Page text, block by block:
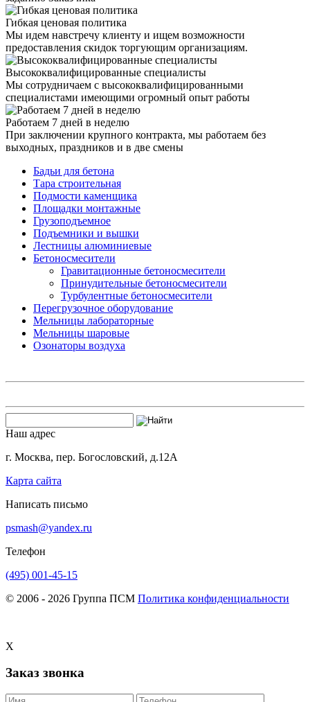
Гибкая ценовая политика
Мы идем навстречу клиенту и ищем возможности
предоставления скидок торгующим организациям.
Высококвалифицированные специалисты
Мы сотрудничаем с высококвалифицированными
специалистами имеющими огромный опыт работы
Работаем 7 дней в неделю
При заключении крупного контракта, мы работаем без
выходных, праздников и в две смены
Бадьи для бетона
Тара строительная
Подмости каменщика
Площадки монтажные
Грузоподъемное
Подъемники и вышки
Лестницы алюминиевые
Бетоносмесители
Гравитационные бетоносмесители
Принудительные бетоносмесители
Турбулентные бетоносмесители
Перегрузочное оборудование
Мельницы лабораторные
Мельницы шаровые
Озонаторы воздуха
Наш адрес
г. Москва, пер. Богословский, д.12А
Карта сайта
Написать письмо
psmash@yandex.ru
Телефон
(495) 001-45-15
© 2006 - 2026 Группа ПСМ Политика конфиденциальности
X
Заказ звонка